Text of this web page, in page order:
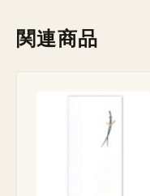
関連商品